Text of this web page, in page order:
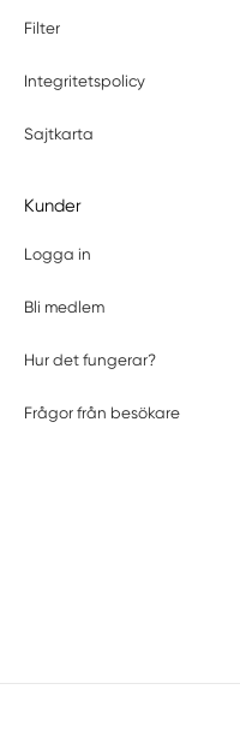
Filter
Integritetspolicy
Sajtkarta
Kunder
Logga in
Bli medlem
Hur det fungerar?
Frågor från besökare